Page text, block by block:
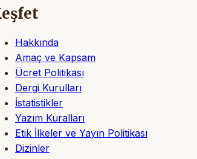
Hakkında
Amaç ve Kapsam
Ücret Politikası
Dergi Kurulları
İstatistikler
Yazım Kuralları
Etik İlkeler ve Yayın Politikası
Dizinler